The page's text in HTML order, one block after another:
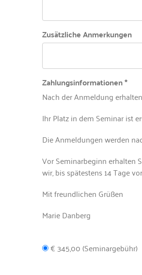
Zusätzliche Anmerkungen
Zahlungsinformationen *
Nach der Anmeldung
Ihr Platz in dem Seminar ist
Die Anmeldungen werden
Vor Seminarbeginn erhalten
wir, bis spätestens 14 Tage
Mit freundlichen Grüßen
Marie Danberg
€ 345,00 (Seminargebühr)